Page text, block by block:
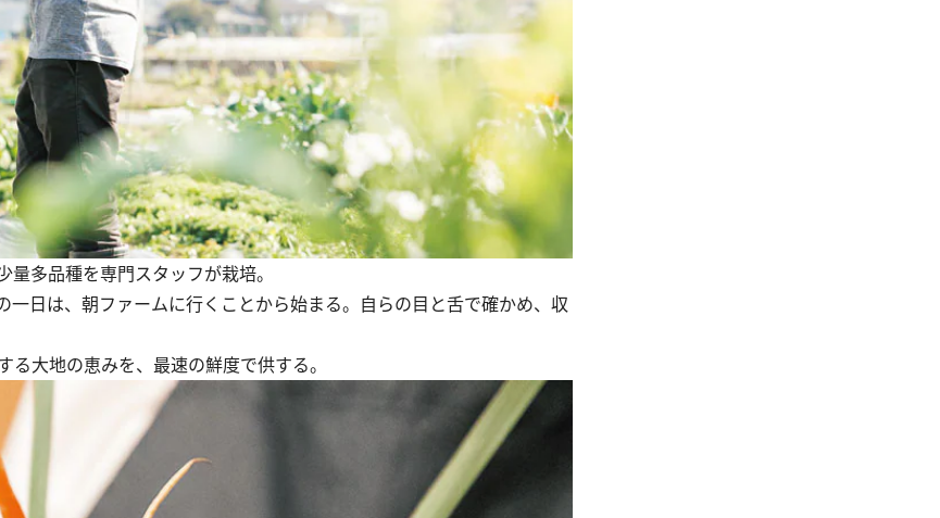
多品種を専門スタッフが栽培。
日は、朝ファームに行くことから始まる。自らの目と舌で確かめ、収
大地の恵みを、最速の鮮度で供する。